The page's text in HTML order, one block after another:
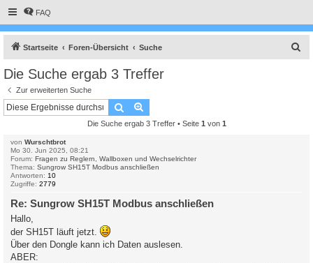
FAQ
Startseite Foren-Übersicht Suche
Die Suche ergab 3 Treffer
Zur erweiterten Suche
Suche
Die Suche ergab 3 Treffer • Seite 1 von 1
von Wurschtbrot
Mo 30. Jun 2025, 08:21
Forum: Fragen zu Reglern, Wallboxen und Wechselrichter
Thema: Sungrow SH15T Modbus anschließen
Antworten: 10
Zugriffe: 2779
Re: Sungrow SH15T Modbus anschließen
Hallo,
der SH15T läuft jetzt.
Über den Dongle kann ich Daten auslesen.
ABER: